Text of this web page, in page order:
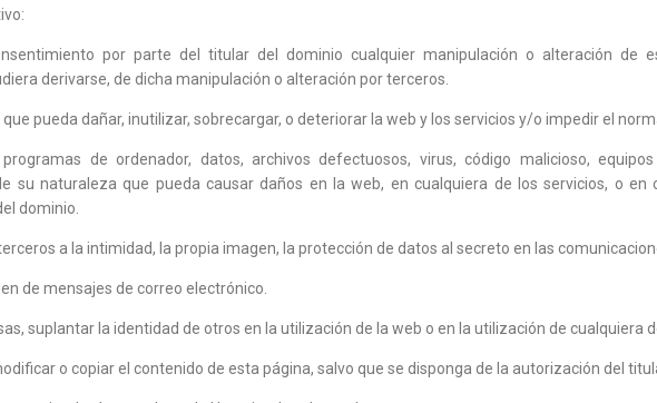
por parte del titular del dominio cualquier manipulación o alteración de
derivarse, de dicha manipulación o alteración por terceros.
pueda dañar, inutilizar, sobrecargar, o deteriorar la web y los servicios y/o impedir el
de ordenador, datos, archivos defectuosos, virus, código malicioso,
su naturaleza que pueda causar daños en la web, en cualquiera de los servicios, o
dominio.
a la intimidad, la propia imagen, la protección de datos al secreto en las
de mensajes de correo electrónico.
suplantar la identidad de otros en la utilización de la web o en la utilización de cualquiera
o copiar el contenido de esta página, salvo que se disponga de la autorización del